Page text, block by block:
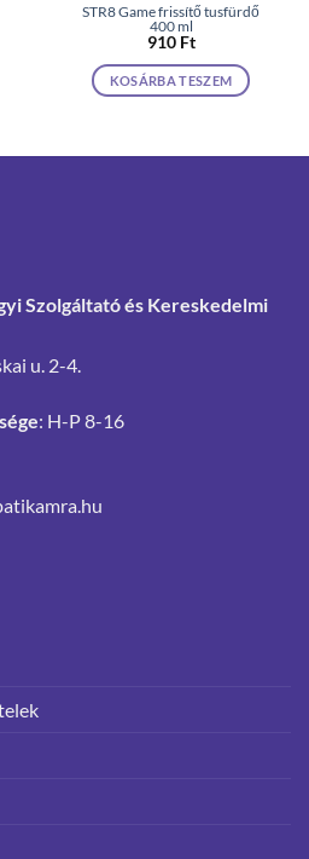
STR8 Game frissítő tusfürdő
400 ml
910 Ft
KOSÁRBA TESZEM
Szolgáltató és Kereskedelmi
u. 2-4.
: H-P 8-16